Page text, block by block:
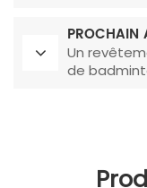
PROCHAIN
Un
de